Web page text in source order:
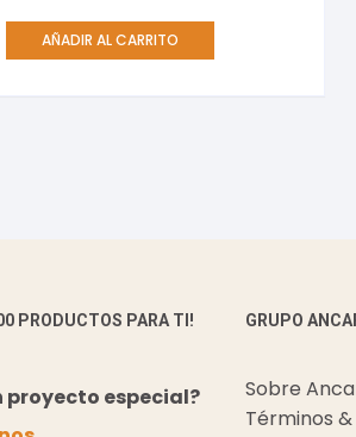
AÑADIR AL CARRITO
PRODUCTOS PARA TI!
proyecto especial?
GRUPO
Sobre
Términos